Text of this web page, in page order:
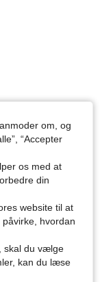
om, og
“Accepter
os med at
din
website til at
hvordan
skal du vælge
kan du læse